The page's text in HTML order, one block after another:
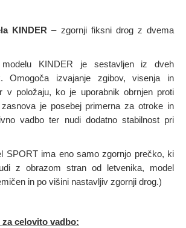
KINDER – zgornji fiksni drog z dvema
KINDER je sestavljen iz dveh
Omogoča izvajanje zgibov, visenja in
v položaju, ko je uporabnik obrnjen proti
zasnova je posebej primerna za otroke in
vadbo ter nudi dodatno stabilnost pri
SPORT ima eno samo zgornjo prečko, ki
z obrazom stran od letvenika, model
in po višini nastavljiv zgornji drog.)
celovito vadbo: